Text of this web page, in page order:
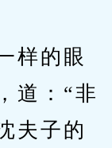
样的眼
道：“非
夫子的